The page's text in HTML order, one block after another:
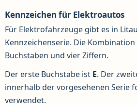
Kennzeichen für Elektroautos
Für Elektrofahrzeuge gibt es in
Kennzeichenserie. Die
Buchstaben und vier Ziffern.
Der erste Buchstabe ist E. Der
innerhalb der vorgesehenen Serie
verwendet.